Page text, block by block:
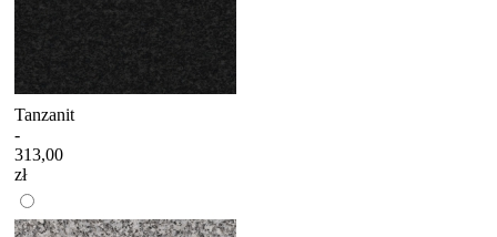
Tanzanit
-
313,00
zł